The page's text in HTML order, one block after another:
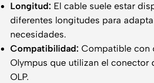
Longitud: El cable suele estar
diferentes longitudes para
necesidades.
Compatibilidad: Compatible con
Olympus que utilizan el conector
OLP.